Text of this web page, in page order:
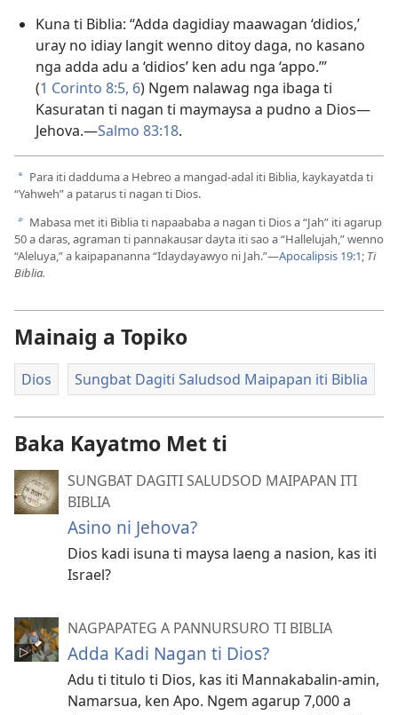
Kuna ti Biblia: “Adda dagidiay maawagan ‘didios,’
uray no idiay langit wenno ditoy daga, no kasano
nga adda adu a ‘didios’ ken adu nga ‘appo.’”
(1 Corinto 8:​5, 6) Ngem nalawag nga ibaga ti
Kasuratan ti nagan ti maymaysa a pudno a Dios—
Jehova.​—Salmo 83:18.
a Para iti dadduma a Hebreo a mangad-adal iti Biblia, kaykayatda ti
“Yahweh” a patarus ti nagan ti Dios.
b Mabasa met iti Biblia ti napaababa a nagan ti Dios a “Jah” iti agarup
50 a daras, agraman ti pannakausar dayta iti sao a “Hallelujah,” wenno
“Aleluya,” a kaipapananna “Idaydayawyo ni Jah.”—Apocalipsis 19:1; Ti
Biblia.
Mainaig a Topiko
Dios Sungbat Dagiti Saludsod Maipapan iti Biblia
Baka Kayatmo Met ti
SUNGBAT DAGITI SALUDSOD MAIPAPAN ITI
BIBLIA
Asino ni Jehova?
Dios kadi isuna ti maysa laeng a nasion, kas iti
Israel?
NAGPAPATEG A PANNURSURO TI BIBLIA
Adda Kadi Nagan ti Dios?
Adu ti titulo ti Dios, kas iti Mannakabalin-amin,
Namarsua, ken Apo. Ngem agarup 7,000 a